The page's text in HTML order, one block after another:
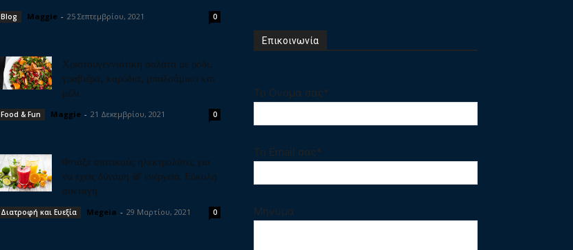
Blog Maggie - 25 Σεπτεμβρίου, 2021 0
Χριστουγεννιάτικη σαλάτα με ρόδι,
γραβιέρα, καρύδια, μπαλσάμικο και
μέλι
Food & Fun Maggie - 21 Δεκεμβρίου, 2021 0
Φτιάξε σπιτικούς ηλεκτρολύτες για
να έχεις δύναμη & ενέργεια. Εύκολη
συνταγή
Διατροφή και Ευεξία Megeia - 29 Μαρτίου, 2021 0
Επικοινωνία
Το Ονομα σας*
Το Email σας*
Μηνυμα